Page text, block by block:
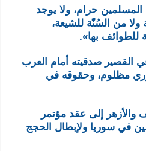
المسلمين حرام، ولا يوجد
من السُنّة للشيعة،
للطوائف بها».
القصير صدقيته أمام العرب
مظلوم، وحقوقه في
والأزهر إلى عقد مؤتمر
في سوريا ولإبطال الحجج